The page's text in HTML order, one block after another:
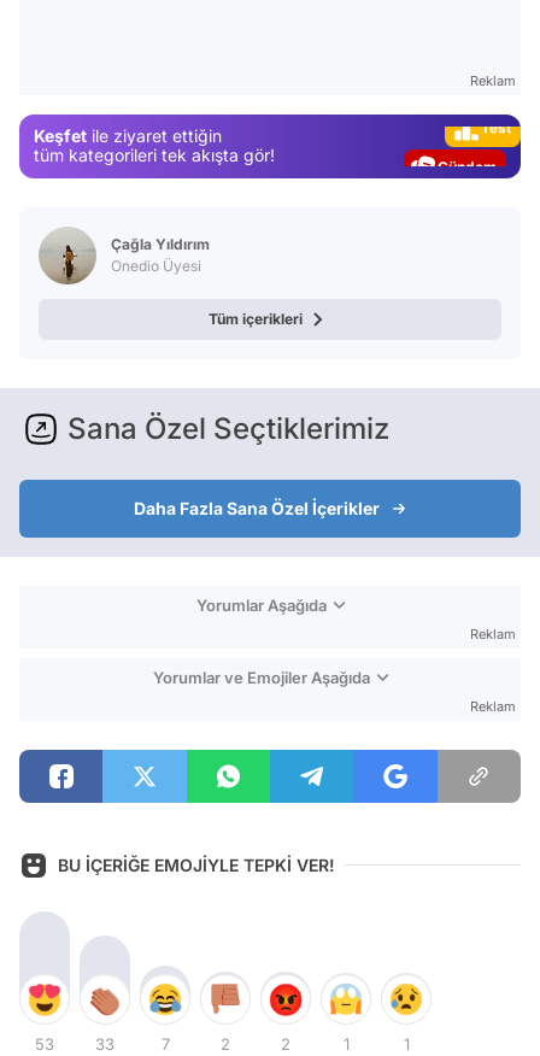
Reklam
Keşfet ile ziyaret ettiğin
tüm kategorileri tek akışta gör!
Gündem
Çağla Yıldırım
Onedio Üyesi
Tüm içerikleri
Sana Özel Seçtiklerimiz
Daha Fazla Sana Özel İçerikler
Yorumlar Aşağıda
Reklam
Yorumlar ve Emojiler Aşağıda
Reklam
BU İÇERİĞE EMOJİYLE TEPKİ VER!
53 33 7 2 2 1 1